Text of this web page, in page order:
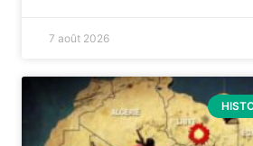
7 août 2026